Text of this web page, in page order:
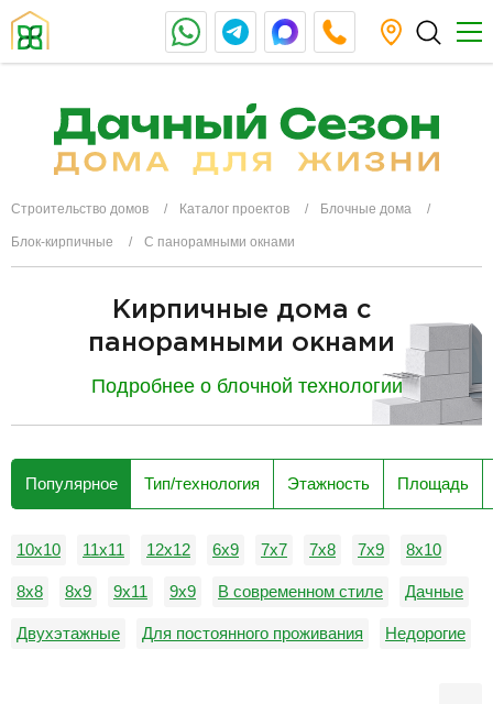
Строительство домов Каталог проектов Блочные дома
Блок-кирпичные С панорамными окнами
Кирпичные дома с
панорамными окнами
Подробнее о блочной технологии
Популярное Тип/технология Этажность Площадь
10х10 11х11 12х12 6х9 7х7 7х8 7х9 8х10
8х8 8х9 9х11 9х9 В современном стиле Дачные
Двухэтажные Для постоянного проживания Недорогие